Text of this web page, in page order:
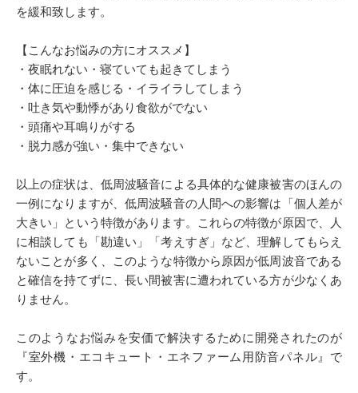
を緩和致します。
【こんなお悩みの方にオススメ】
・夜眠れない・寝ていても起きてしまう
・体に圧迫を感じる・イライラしてしまう
・吐き気や動悸があり食欲がでない
・頭痛や耳鳴りがする
・脱力感が強い・集中できない
以上の症状は、低周波騒音による具体的な健康被害のほんの
一例になりますが、低周波騒音の人間への影響は「個人差が
大きい」という特徴があります。これらの特徴が原因で、人
に相談しても「勘違い」「考えすぎ」など、理解してもらえ
ないことが多く、このような特徴から原因が低周波音である
と確信を持てずに、長い間被害に遭われている方が少なくあ
りません。
このようなお悩みを安価で解決するために開発されたのが
『室外機・エコキュート・エネファーム用防音パネル』で
す。